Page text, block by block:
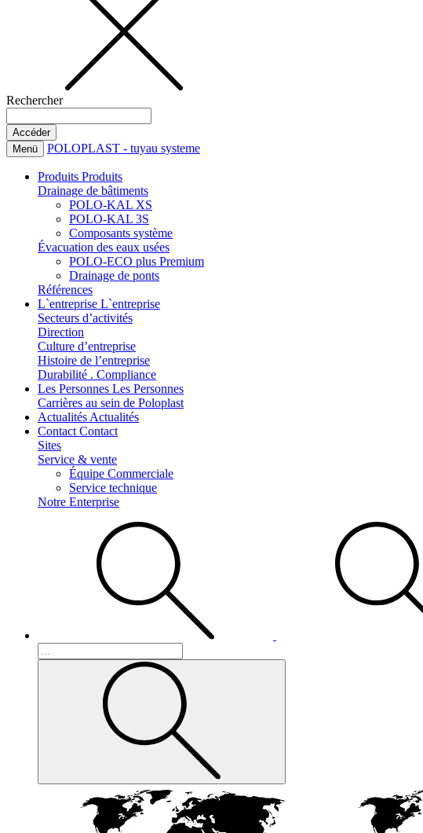
Rechercher
Menü POLOPLAST - tuyau systeme
Produits Produits
Drainage de bâtiments
POLO-KAL XS
POLO-KAL 3S
Composants système
Évacuation des eaux usées
POLO-ECO plus Premium
Drainage de ponts
Références
L`entreprise L`entreprise
Secteurs d’activités
Direction
Culture d’entreprise
Histoire de l’entreprise
Durabilité . Compliance
Les Personnes Les Personnes
Carrières au sein de Poloplast
Actualités Actualités
Contact Contact
Sites
Service & vente
Équipe Commerciale
Service technique
Notre Enterprise